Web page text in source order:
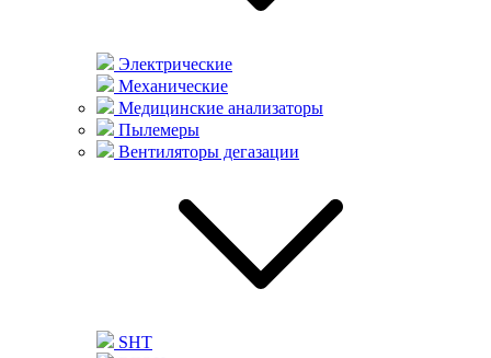
Электрические
Механические
Медицинские анализаторы
Пылемеры
Вентиляторы дегазации
SHT